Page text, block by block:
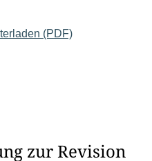
(PDF)
zur Revision